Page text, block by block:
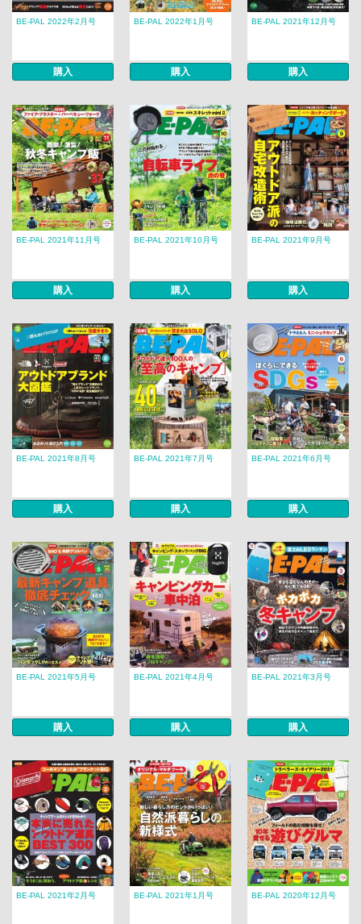
BE-PAL 2022年2月号
購入
BE-PAL 2022年1月号
購入
BE-PAL 2021年12月号
購入
BE-PAL 2021年11月号
購入
BE-PAL 2021年10月号
購入
BE-PAL 2021年9月号
購入
BE-PAL 2021年8月号
購入
BE-PAL 2021年7月号
購入
BE-PAL 2021年6月号
購入
BE-PAL 2021年5月号
購入
BE-PAL 2021年4月号
購入
BE-PAL 2021年3月号
購入
BE-PAL 2021年2月号 BE-PAL 2021年1月号 BE-PAL 2020年12月号